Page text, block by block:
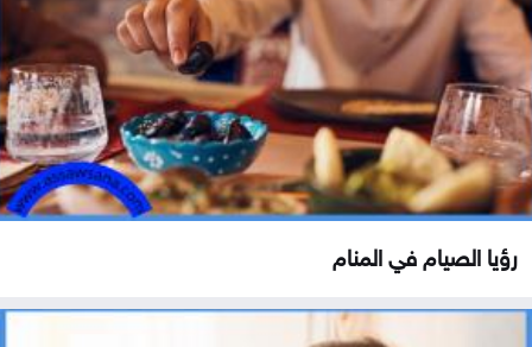
رؤيا الصيام في المنام